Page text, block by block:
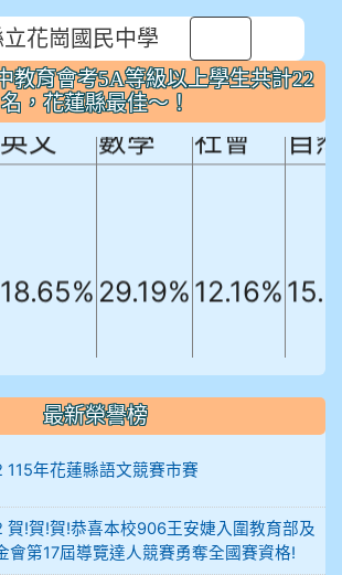
花崗國民中學
教育會考5A等級以上學生共計22
名，花蓮縣最佳～！
中教育會考5A等級以上
名，花蓮縣最佳～！
英文 數學 社會
自
18.65% 29.19% 12.16%
作文5
最新榮譽榜
年花蓮縣語文競賽市賽
!賀!賀!恭喜本校906王安婕入圍教育部及
會第17屆導覽達人競賽勇奪全國賽資格!